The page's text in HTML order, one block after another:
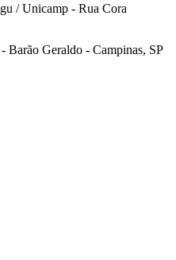
/ Unicamp - Rua Cora
Barão Geraldo - Campinas, SP